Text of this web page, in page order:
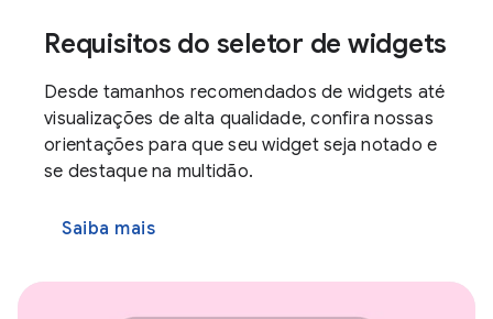
Requisitos do seletor de widgets
Desde tamanhos recomendados de widgets até
visualizações de alta qualidade, confira nossas
orientações para que seu widget seja notado e
se destaque na multidão.
Saiba mais